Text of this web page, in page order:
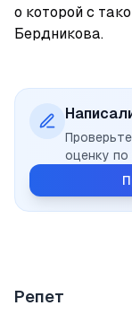
о которой с
Бердникова.
оценку
Репет